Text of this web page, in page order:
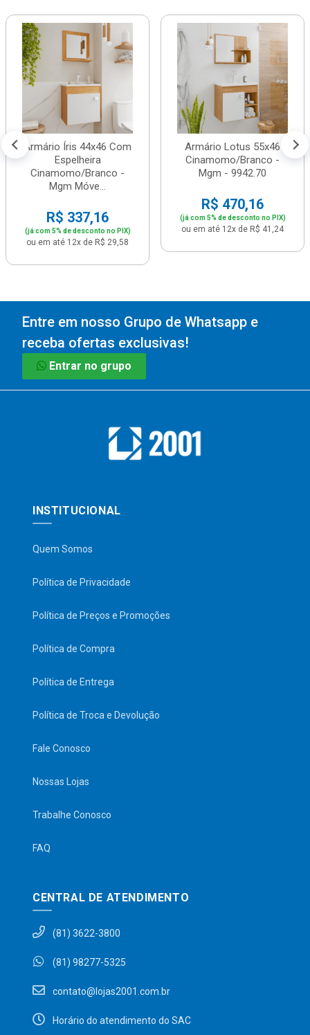
Armário Íris 44x46 Com
Espelheira
Cinamomo/Branco -
Mgm Móve...
R$ 337,16
(já com 5% de desconto no PIX)
ou em até 12x de R$ 29,58
Armário Lotus 55x46
Cinamomo/Branco -
Mgm - 9942.70
R$ 470,16
(já com 5% de desconto no PIX)
ou em até 12x de R$ 41,24
Entre em nosso Grupo de Whatsapp e
receba ofertas exclusivas!
Entrar no grupo
INSTITUCIONAL
Quem Somos
Política de Privacidade
Política de Preços e Promoções
Política de Compra
Política de Entrega
Política de Troca e Devolução
Fale Conosco
Nossas Lojas
Trabalhe Conosco
FAQ
CENTRAL DE ATENDIMENTO
(81) 3622-3800
(81) 98277-5325
contato@lojas2001.com.br
Horário do atendimento do SAC